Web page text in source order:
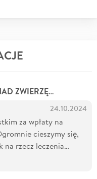
TOWARZYSTWO OPIEKI NAD ZWIERZĘTAMI ODDZIAŁ W KATOWICACH
24.10.2024
za wpłaty na
cieszymy się,
na rzecz leczenia…